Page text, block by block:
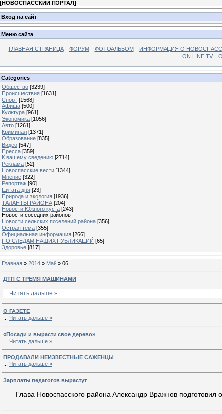
[НОВОСПАССКИЙ ПОРТАЛ]
Вход на сайт
Меню сайта
ГЛАВНАЯ СТРАНИЦА ФОРУМ ФОТОАЛЬБОМ
ИНФОРМАЦИЯ О
ON LINE TV
Categories
Общество [3239]
Происшествия [1631]
Спорт [1568]
Афиша [500]
Культура [961]
Экономика [1056]
Авто [1261]
Криминал [1371]
Образование [835]
Видео [547]
Пресса [359]
К вашему сведению [2714]
Реклама [52]
Новоспасские вести [1344]
Мнение [322]
Репортаж [90]
Цитата дня [23]
Природа и экология [1936]
ТАЛАНТЫ РАЙОНА [204]
Новости Южного куста [243]
Новости соседних районов
Новости сельских поселений района [356]
Острая тема [355]
Официальная информация [266]
ПО СЛЕДАМ НАШИХ ПУБЛИКАЦИЙ [65]
Здоровье [817]
Главная » 2014 » Май » 06
ДТП С ТРЕМЯ МАШИНАМИ
... Читать дальше »
О ГАЗЕТЕ
Читать дальше »
«Посади и вырасти свое дерево»
Читать дальше »
ПРОДАВАЛИ НЕИЗВЕСТНЫЕ САЖЕНЦЫ
Читать дальше »
Зарплаты педагогов вырастут
Глава Новоспасского района Александр Вражнов подготовил